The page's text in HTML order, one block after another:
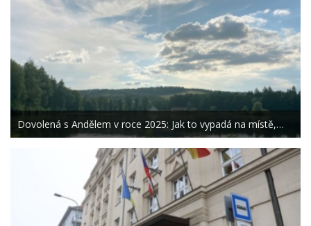
Dovolená s Andělem v roce 2025: Jak to vypadá na místě,…